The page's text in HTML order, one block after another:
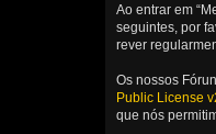
Ao entrar em
seguintes, por
rever
Os nossos
Public License
que nós